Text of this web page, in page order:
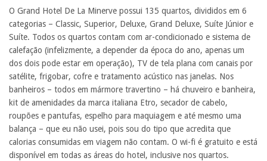
O Grand Hotel De La Minerve possui 135 quartos, divididos em 6
categorias – Classic, Superior, Deluxe, Grand Deluxe, Suíte Júnior e
Suíte. Todos os quartos contam com ar-condicionado e sistema de
calefação (infelizmente, a depender da época do ano, apenas um
dos dois pode estar em operação), TV de tela plana com canais por
satélite, frigobar, cofre e tratamento acústico nas janelas. Nos
banheiros – todos em mármore travertino – há chuveiro e banheira,
kit de amenidades da marca italiana Etro, secador de cabelo,
roupões e pantufas, espelho para maquiagem e até mesmo uma
balança – que eu não usei, pois sou do tipo que acredita que
calorias consumidas em viagem não contam. O wi-fi é gratuito e está
disponível em todas as áreas do hotel, inclusive nos quartos.